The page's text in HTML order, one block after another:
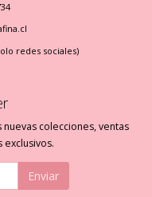
redes sociales)
colecciones, ventas
exclusivos.
Enviar